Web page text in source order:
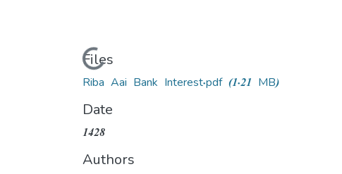
Loading...
Files
Riba Aai Bank Interest.pdf (1.21 MB)
Date
1428
Authors